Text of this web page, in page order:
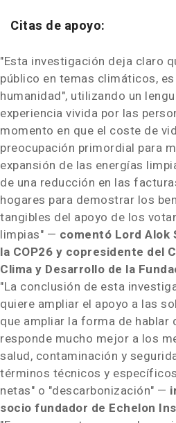
Citas de apoyo:
"Esta investigación deja claro
público en temas climáticos,
humanidad", utilizando un
experiencia vivida por las
momento en que el coste de
preocupación primordial para
expansión de las energías
de una reducción en las
hogares para demostrar los
tangibles del apoyo de los
limpias" — comentó Lord Alok
la COP26 y copresidente del
Clima y Desarrollo de la
"La conclusión de esta
quiere ampliar el apoyo a las
que ampliar la forma de hablar
responde mucho mejor a los
salud, contaminación y
términos técnicos y
netas" o "descarbonización" —
socio fundador de Echelon